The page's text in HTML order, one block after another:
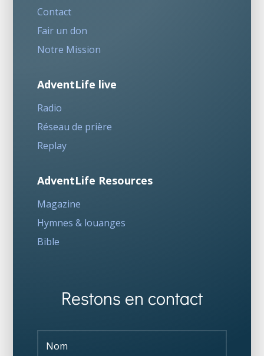
Contact
Fair un don
Notre Mission
AdventLife live
Radio
Réseau de prière
Replay
AdventLife Resources
Magazine
Hymnes & louanges
Bible
Restons en contact